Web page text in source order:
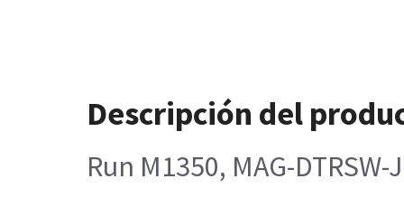
Descripción del
Run M1350, MAG-